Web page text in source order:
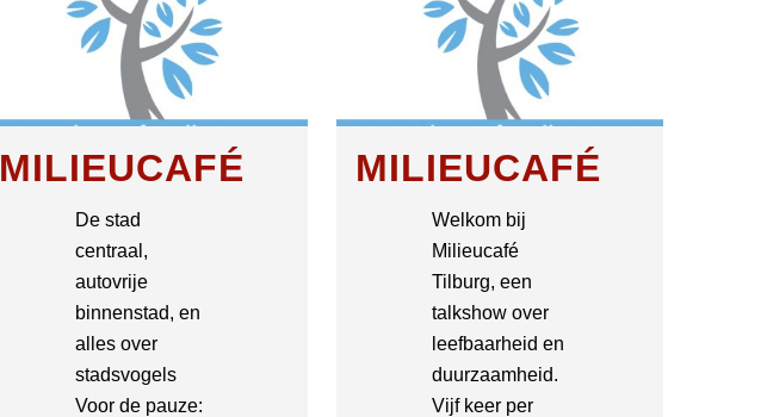
MILIEUCAFÉ
De stad
centraal,
autovrije
binnenstad, en
alles over
stadsvogels
Voor de pauze:
MILIEUCAFÉ
Welkom bij
Milieucafé
Tilburg, een
talkshow over
leefbaarheid en
duurzaamheid.
Vijf keer per